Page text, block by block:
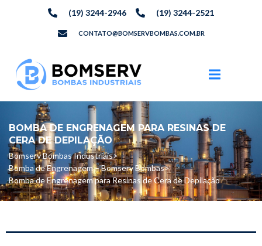
(19) 3244-2946 (19) 3244-2521
CONTATO@BOMSERVBOMBAS.COM.BR
BOMBA DE ENGRENAGEM PARA RESINAS DE
CERA DE DEPILAÇÃO
Bomserv Bombas Industriais>
Bomba de Engrenagem – Bomserv Bombas>
Bomba de Engrenagem para Resinas de Cera de Depilação